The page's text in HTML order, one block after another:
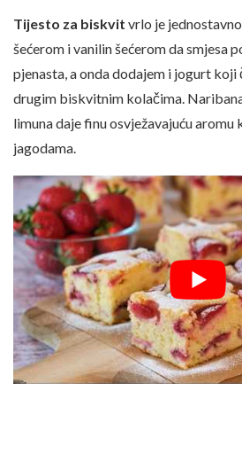
Tijesto za biskvit vrlo je
šećerom i vanilin šećerom da smjesa
pjenasta, a onda dodajem i jogurt
drugim biskvitnim kolačima.
limuna daje finu osvježavajuću aromu
jagodama.